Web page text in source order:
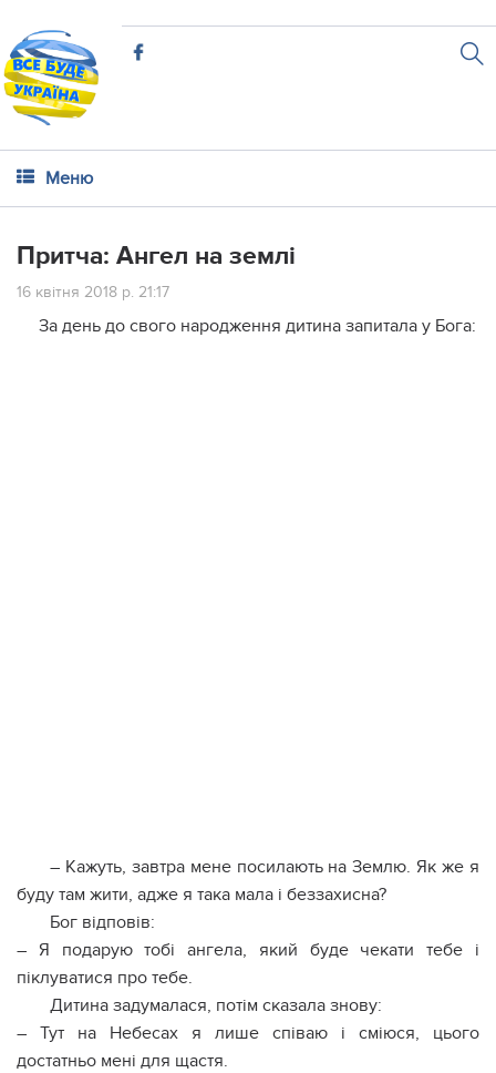
Меню
Притча: Ангел на землі
16 квітня 2018 р. 21:17
За день до свого народження дитина запитала у Бога:
– Кажуть, завтра мене посилають на Землю. Як же я
буду там жити, адже я така мала і беззахисна?
Бог відповів:
– Я подарую тобі ангела, який буде чекати тебе і
піклуватися про тебе.
Дитина задумалася, потім сказала знову:
– Тут на Небесах я лише співаю і сміюся, цього
достатньо мені для щастя.